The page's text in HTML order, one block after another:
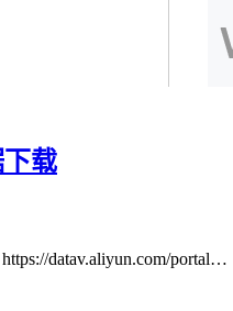
载
datav.aliyun.com/portal…